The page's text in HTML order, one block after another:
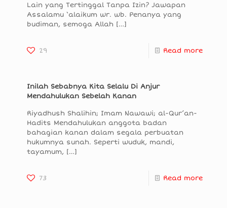
Lain yang Tertinggal Tanpa Izin? Jawapan
Assalamu ‘alaikum wr. wb. Penanya yang
budiman, semoga Allah […]
29 Read more
Inilah Sebabnya Kita Selalu Di Anjur
Mendahulukan Sebelah Kanan
Riyadhush Shalihin; Imam Nawawi; al-Qur’an-
Hadits Mendahulukan anggota badan
bahagian kanan dalam segala perbuatan
hukumnya sunah. Seperti wuduk, mandi,
tayamum, […]
73 Read more